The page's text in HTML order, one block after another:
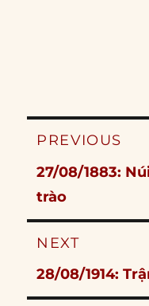
Post
PREVIOUS
Previous
post:
27/08/1883:
trào
NEXT
Next
post:
28/08/1914: